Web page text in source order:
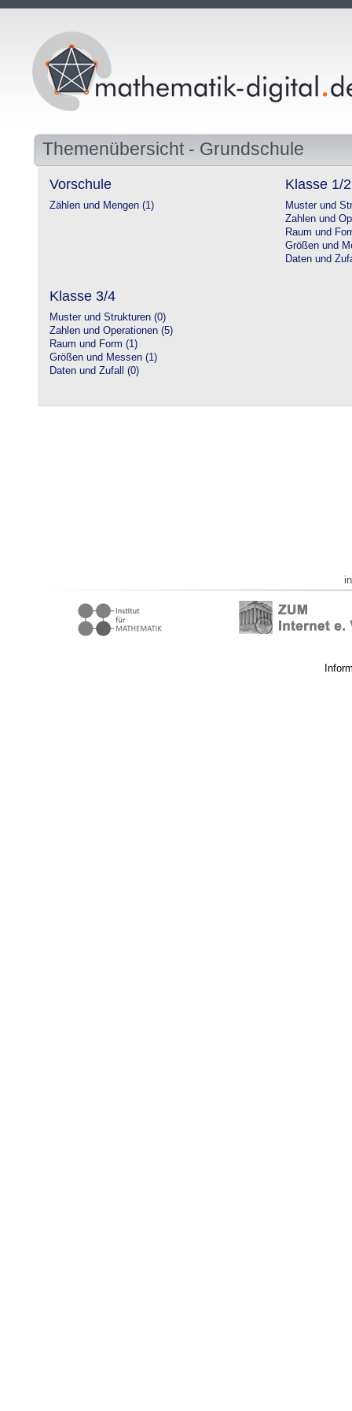
Themenübersicht - Grundschule
Vorschule
Zählen und Mengen (1)
Klasse 1/2
Muster und
Zahlen und
Raum und
Größen und
Daten und
Klasse 3/4
Muster und Strukturen (0)
Zahlen und Operationen (5)
Raum und Form (1)
Größen und Messen (1)
Daten und Zufall (0)